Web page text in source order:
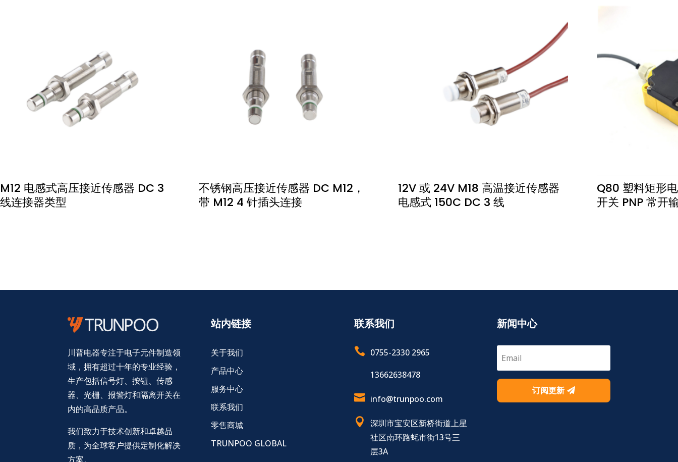
M12 电感式高压接近传感器 DC 3
线连接器类型
不锈钢高压接近传感器 DC M12，
带 M12 4 针插头连接
12V 或 24V M18 高温接近传感器
电感式 150C DC 3 线
Q80 塑料矩形
开关 PNP 常开
川普电器专注于电子元件制造领
域，拥有超过十年的专业经验，
生产包括信号灯、按钮、传感
器、光栅、报警灯和隔离开关在
内的高品质产品。
我们致力于技术创新和卓越品
质，为全球客户提供定制化解决
方案。
站内链接
关于我们
产品中心
服务中心
联系我们
零售商城
TRUNPOO GLOBAL
联系我们
 0755-2330 2965
13662638478
 info@trunpoo.com
 深圳市宝安区新桥街道上星
社区南环路蚝市街13号三
层3A
新闻中心
订阅更新